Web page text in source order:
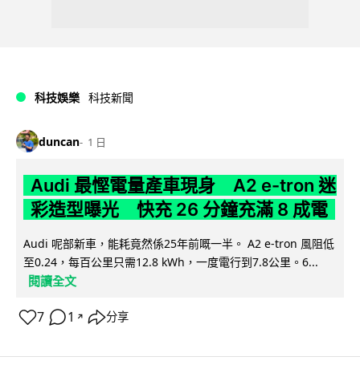
科技娛樂 科技新聞
duncan 1 日
Audi 最慳電量產車現身 A2 e-tron 迷
彩造型曝光 快充 26 分鐘充滿 8 成電
Audi 呢部新車，能耗竟然係25年前嘅一半。 A2 e-tron 風阻低
至0.24，每百公里只需12.8 kWh，一度電行到7.8公里。6...
閱讀全文
7 1 ↗ 分享